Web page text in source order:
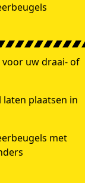
uw draai- of
plaatsen in
met